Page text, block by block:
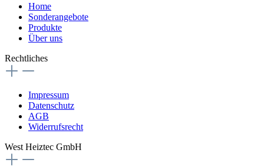
Home
Sonderangebote
Produkte
Über uns
Rechtliches
Impressum
Datenschutz
AGB
Widerrufsrecht
West Heiztec GmbH